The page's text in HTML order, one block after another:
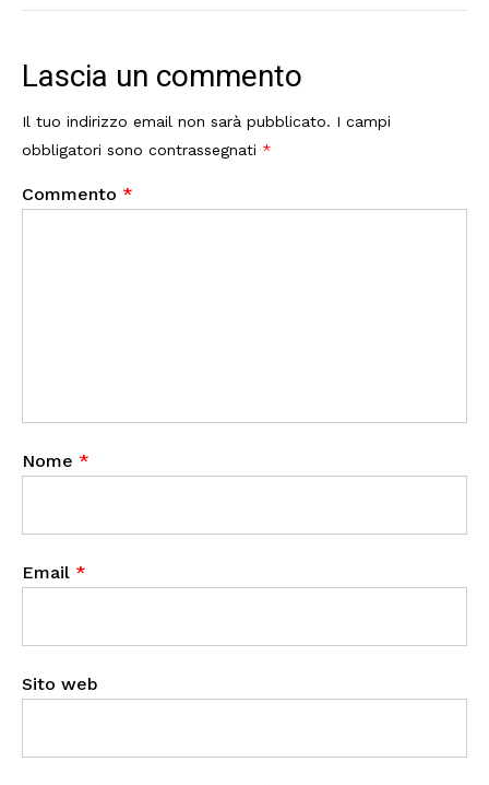
Lascia un commento
Il tuo indirizzo email non sarà pubblicato. I campi
obbligatori sono contrassegnati *
Commento *
Nome *
Email *
Sito web